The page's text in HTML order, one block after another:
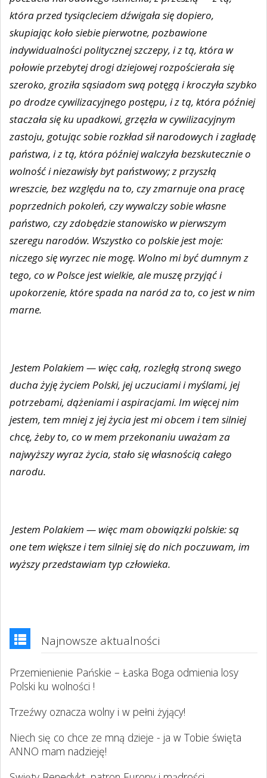
która przed tysiącleciem dźwigała się dopiero,
skupiając koło siebie pierwotne, pozbawione
indywidualności politycznej szczepy, i z tą, która w
połowie przebytej drogi dziejowej rozpościerała się
szeroko, groziła sąsiadom swą potęgą i kroczyła szybko
po drodze cywilizacyjnego postępu, i z tą, która później
staczała się ku upadkowi, grzęzła w cywilizacyjnym
zastoju, gotując sobie rozkład sił narodowych i zagładę
państwa, i z tą, która później walczyła bezskutecznie o
wolność i niezawisły byt państwowy; z przyszłą
wreszcie, bez względu na to, czy zmarnuje ona pracę
poprzednich pokoleń, czy wywalczy sobie własne
państwo, czy zdobędzie stanowisko w pierwszym
szeregu narodów. Wszystko co polskie jest moje:
niczego się wyrzec nie mogę. Wolno mi być dumnym z
tego, co w Polsce jest wielkie, ale muszę przyjąć i
upokorzenie, które spada na naród za to, co jest w nim
marne.
Jestem Polakiem — więc całą, rozległą stroną swego
ducha żyję życiem Polski, jej uczuciami i myślami, jej
potrzebami, dążeniami i aspiracjami. Im więcej nim
jestem, tem mniej z jej życia jest mi obcem i tem silniej
chcę, żeby to, co w mem przekonaniu uważam za
najwyższy wyraz życia, stało się własnością całego
narodu.
Jestem Polakiem — więc mam obowiązki polskie: są
one tem większe i tem silniej się do nich poczuwam, im
wyższy przedstawiam typ człowieka.
Najnowsze aktualności
Przemienienie Pańskie – Łaska Boga odmienia losy
Polski ku wolności !
Trzeźwy oznacza wolny i w pełni żyjący!
Niech się co chce ze mną dzieje - ja w Tobie święta
ANNO mam nadzieję!